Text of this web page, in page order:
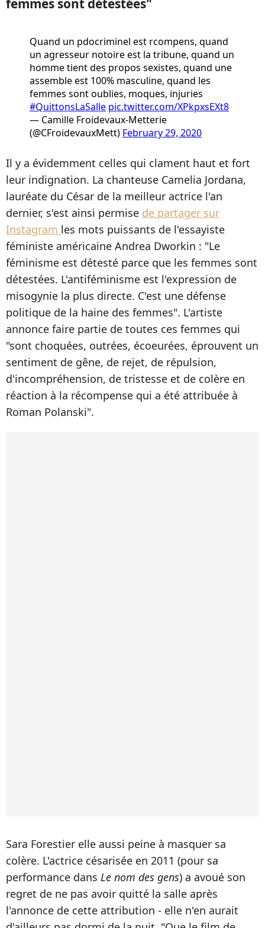
femmes sont détestées"
Quand un pdocriminel est rcompens, quand
un agresseur notoire est la tribune, quand un
homme tient des propos sexistes, quand une
assemble est 100% masculine, quand les
femmes sont oublies, moques, injuries
#QuittonsLaSalle pic.twitter.com/XPkpxsEXt8
— Camille Froidevaux-Metterie
(@CFroidevauxMett) February 29, 2020
Il y a évidemment celles qui clament haut et fort
leur indignation. La chanteuse Camelia Jordana,
lauréate du César de la meilleur actrice l'an
dernier, s'est ainsi permise de partager sur
Instagram les mots puissants de l'essayiste
féministe américaine Andrea Dworkin : "Le
féminisme est détesté parce que les femmes sont
détestées. L'antiféminisme est l'expression de
misogynie la plus directe. C'est une défense
politique de la haine des femmes". L'artiste
annonce faire partie de toutes ces femmes qui
"sont choquées, outrées, écoeurées, éprouvent un
sentiment de gêne, de rejet, de répulsion,
d'incompréhension, de tristesse et de colère en
réaction à la récompense qui a été attribuée à
Roman Polanski".
Sara Forestier elle aussi peine à masquer sa
colère. L'actrice césarisée en 2011 (pour sa
performance dans Le nom des gens) a avoué son
regret de ne pas avoir quitté la salle après
l'annonce de cette attribution - elle n'en aurait